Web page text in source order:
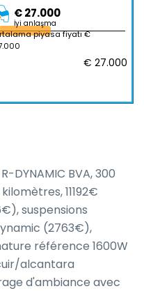
€ 27.000
İyi anlaşma
piyasa fiyatı €
€ 27.000
DYNAMIC BVA, 300
11192€
suspensions
(2763€),
référence 1600W
alcantara
d'ambiance avec